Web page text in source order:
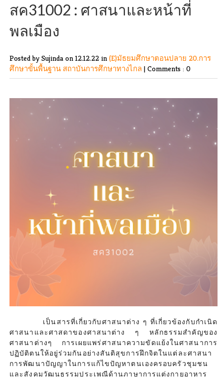
สค31002 : ศาสนาและหน้าที่
พลเมือง
Posted by Sujinda on 12.12.22 in (E)มัธยมศึกษาตอนปลาย 20.การ
ศึกษาขั้นพื้นฐาน สถาบันการศึกษาทางไกล | Comments : 0
เป็นสารที่เกี่ยวกับศาสนาต่าง ๆ ที่เกี่ยวข้องกับกำเนิด
ศาสนาและศาสดาของศาสนาต่าง ๆ หลักธรรมสำคัญของ
ศาสนาต่างๆ การเผยแพร่ศาสนาความขัดแย้งในศาสนาการ
ปฏิบัติตนให้อยู่ร่วมกันอย่างสันติสุขการฝึกจิตในแต่ละศาสนา
การพัฒนาปัญญาในการแก้ไขปัญหาตนเองครอบครัวชุมชน
และสังคมวัฒนธรรมประเพณีด้านภาษาการแต่งกายอาหาร